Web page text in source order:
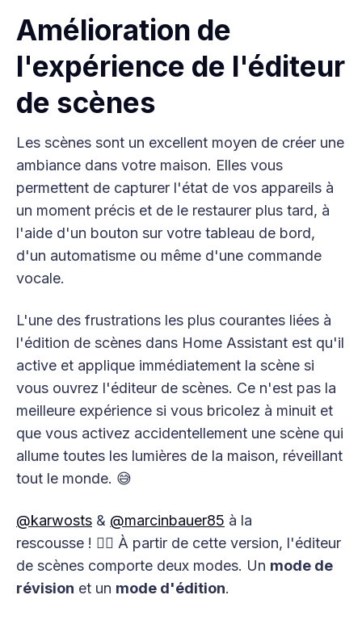
Amélioration de
l'expérience de l'éditeur
de scènes
Les scènes sont un excellent moyen de créer une
ambiance dans votre maison. Elles vous
permettent de capturer l'état de vos appareils à
un moment précis et de le restaurer plus tard, à
l'aide d'un bouton sur votre tableau de bord,
d'un automatisme ou même d'une commande
vocale.
L'une des frustrations les plus courantes liées à
l'édition de scènes dans Home Assistant est qu'il
active et applique immédiatement la scène si
vous ouvrez l'éditeur de scènes. Ce n'est pas la
meilleure expérience si vous bricolez à minuit et
que vous activez accidentellement une scène qui
allume toutes les lumières de la maison, réveillant
tout le monde. 😅
@karwosts & @marcinbauer85 à la
rescousse ! 🦸‍♂️ À partir de cette version, l'éditeur
de scènes comporte deux modes. Un mode de
révision et un mode d'édition.